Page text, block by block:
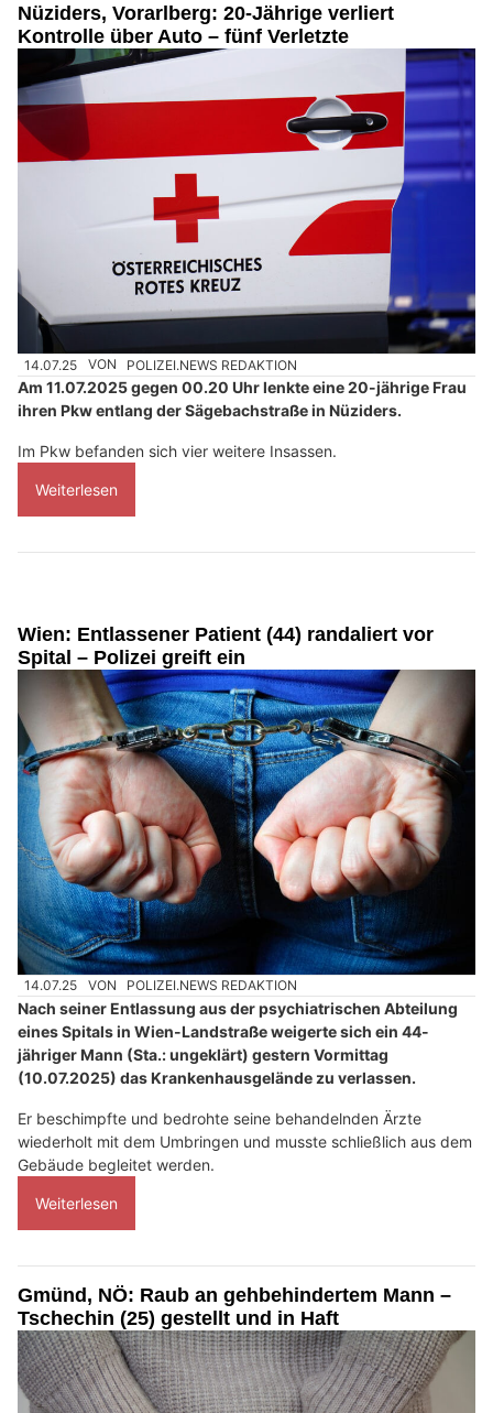
Nüziders, Vorarlberg: 20-Jährige verliert
Kontrolle über Auto – fünf Verletzte
14.07.25 VON POLIZEI.NEWS REDAKTION
Am 11.07.2025 gegen 00.20 Uhr lenkte eine 20-jährige Frau
ihren Pkw entlang der Sägebachstraße in Nüziders.
Im Pkw befanden sich vier weitere Insassen.
Weiterlesen
Wien: Entlassener Patient (44) randaliert vor
Spital – Polizei greift ein
14.07.25 VON POLIZEI.NEWS REDAKTION
Nach seiner Entlassung aus der psychiatrischen Abteilung
eines Spitals in Wien-Landstraße weigerte sich ein 44-
jähriger Mann (Sta.: ungeklärt) gestern Vormittag
(10.07.2025) das Krankenhausgelände zu verlassen.
Er beschimpfte und bedrohte seine behandelnden Ärzte
wiederholt mit dem Umbringen und musste schließlich aus dem
Gebäude begleitet werden.
Weiterlesen
Gmünd, NÖ: Raub an gehbehindertem Mann –
Tschechin (25) gestellt und in Haft